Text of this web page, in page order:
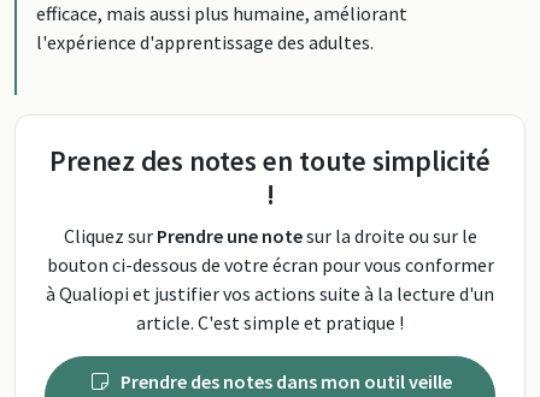
efficace, mais aussi plus humaine, améliorant
l'expérience d'apprentissage des adultes.
Prenez des notes en toute simplicité
!
Cliquez sur Prendre une notesur la droite ou sur le
bouton ci-dessous de votre écran pour vous conformer
à Qualiopi et justifier vos actions suite à la lecture d'un
article. C'est simple et pratique !